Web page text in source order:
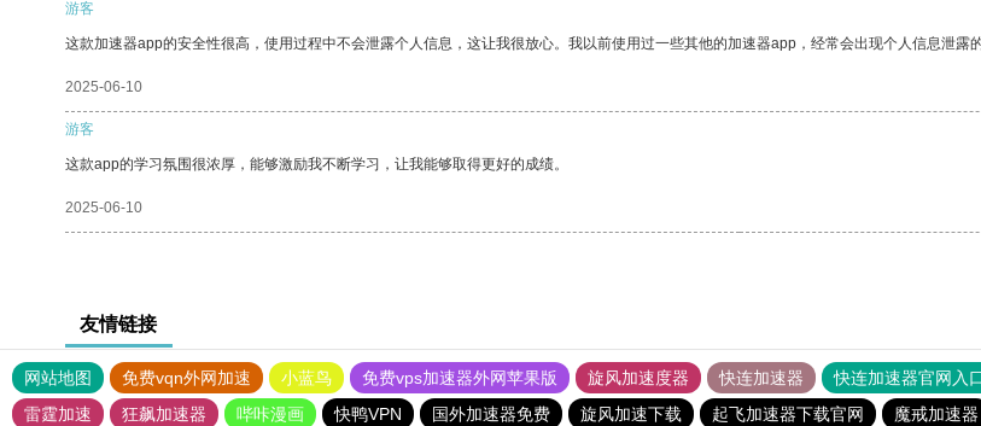
游客
这款加速器app的安全性很高，使用过程中不会泄露个人信息，这让我很放心。我以前使用过一些其他的加速器app，经常会出现个人信息泄露
2025-06-10
游客
这款app的学习氛围很浓厚，能够激励我不断学习，让我能够取得更好的成绩。
2025-06-10
友情链接
网站地图 免费vqn外网加速 小蓝鸟 免费vps加速器外网苹果版 旋风加速度器 快连加速器 快连加速器官网入
雷霆加速
狂飙加速器 哔咔漫画 快鸭VPN 国外加速器免费 旋风加速下载 起飞加速器下载官网 魔戒加速器